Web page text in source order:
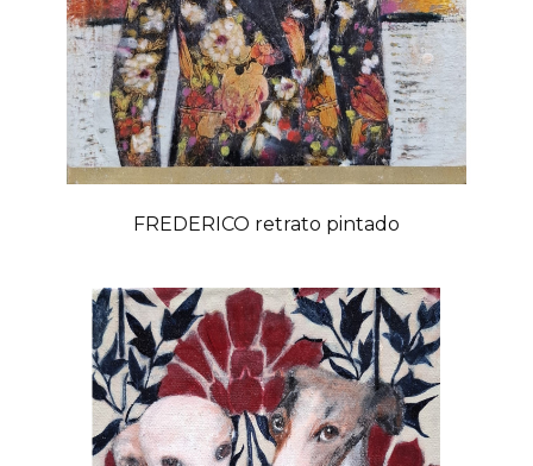
FREDERICO retrato pintado